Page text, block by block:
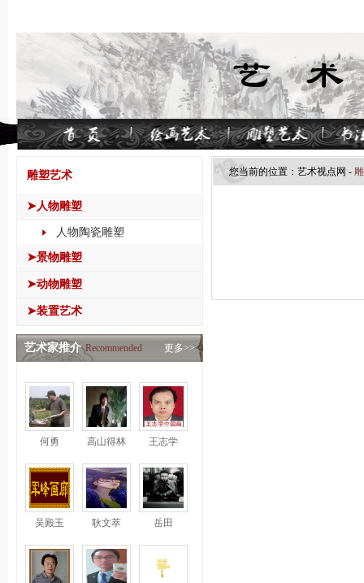
雕塑艺术
➤人物雕塑
人物陶瓷雕塑
➤景物雕塑
➤动物雕塑
➤装置艺术
艺术家推介 Recommended 更多>>
何勇 高山得林 王志学
吴殿玉 耿文萃 岳田
您当前的位置： 艺术视点网 -